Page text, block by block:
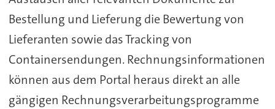
Bestellung und Lieferung die Bewertung von
Lieferanten sowie das Tracking von
Containersendungen. Rechnungsinformationen
können aus dem Portal heraus direkt an alle
gängigen Rechnungsverarbeitungsprogramme